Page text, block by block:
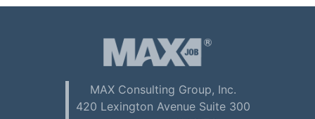
MAX Consulting Group, Inc.
420 Lexington Avenue Suite 300